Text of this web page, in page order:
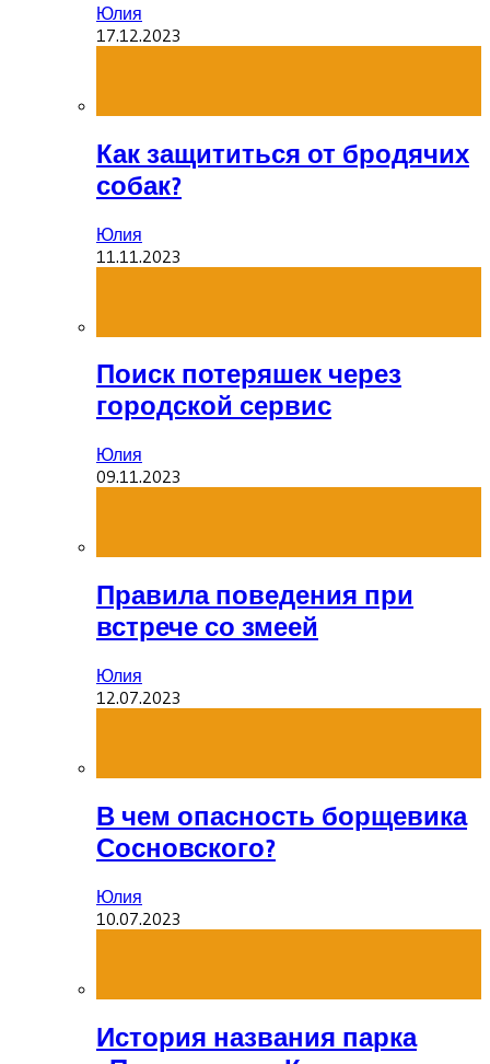
Юлия
17.12.2023
Как защититься от бродячих
собак?
Юлия
11.11.2023
Поиск потеряшек через
городской сервис
Юлия
09.11.2023
Правила поведения при
встрече со змеей
Юлия
12.07.2023
В чем опасность борщевика
Сосновского?
Юлия
10.07.2023
История названия парка